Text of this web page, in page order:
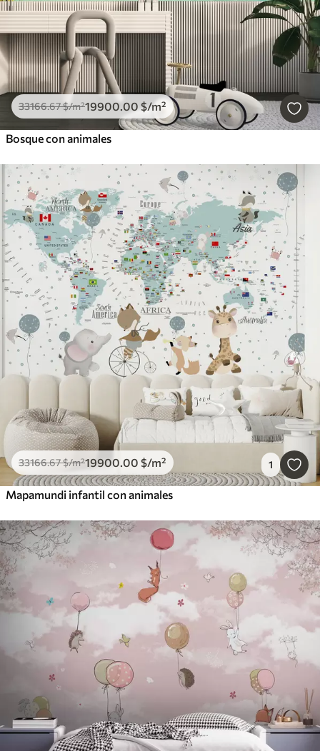
33166.67$/m²19900.00 $/m²
Bosque con animales
33166.67$/m²19900.00 $/m² 1
Mapamundi infantil con animales